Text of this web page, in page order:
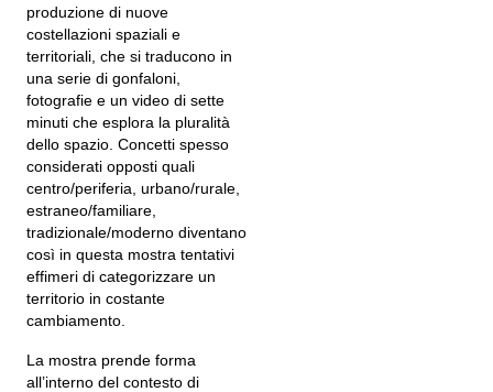
produzione di nuove
costellazioni spaziali e
territoriali, che si traducono in
una serie di gonfaloni,
fotografie e un video di sette
minuti che esplora la pluralità
dello spazio. Concetti spesso
considerati opposti quali
centro/periferia, urbano/rurale,
estraneo/familiare,
tradizionale/moderno diventano
così in questa mostra tentativi
effimeri di categorizzare un
territorio in costante
cambiamento.
La mostra prende forma
all’interno del contesto di